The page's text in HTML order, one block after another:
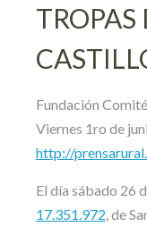
Fundación
Viernes 1ro de
http://
El día sábado 26
17.351.972 , de